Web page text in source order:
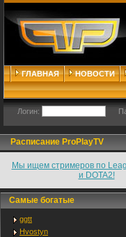
ГЛАВНАЯ НОВОСТИ
Логин:
Расписание ProPlayTV
Мы ищем стримеров по
и DOTA2!
Самые богатые
ggtt
Hvostyn